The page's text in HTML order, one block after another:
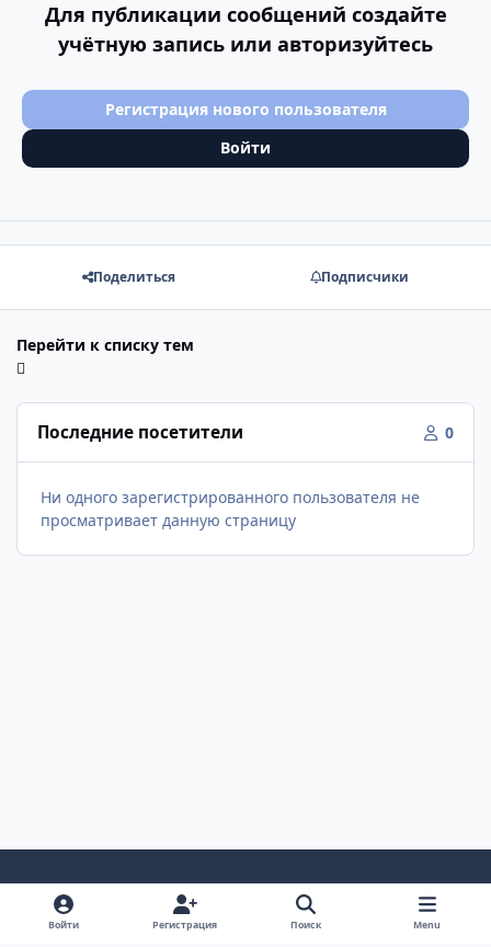
Для публикации сообщений создайте
учётную запись или авторизуйтесь
Регистрация нового пользователя
Войти
Поделиться Подписчики
Перейти к списку тем
Последние посетители 0
Ни одного зарегистрированного пользователя не
просматривает данную страницу
Светлый Режим
Темный РежимНастройка Системы
Войти Регистрация Поиск Menu